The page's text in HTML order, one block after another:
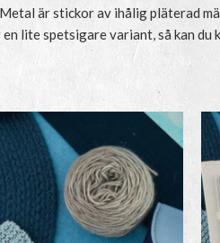
är stickor av ihålig pläterad
lite spetsigare variant, så kan du
tillverkning i Jaipur i Indien, där de
sin eko-vänliga fabrik och sitt
Den
här
produkten
har
flera
varianter.
De